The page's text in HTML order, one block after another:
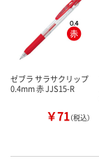
ゼブラ サラサクリップ
0.4mm 赤 JJS15-R
￥71（税込）